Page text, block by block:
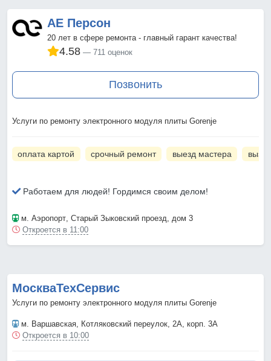
АЕ Персон
20 лет в сфере ремонта - главный гарант качества!
4.58 711 оценок
Позвонить
Услуги по ремонту электронного модуля плиты Gorenje
оплата картой срочный ремонт выезд мастера
Работаем для людей! Гордимся своим делом!
м. Аэропорт, Старый Зыковский проезд, дом 3
Откроется в 11:00
МоскваТехСервис
Услуги по ремонту электронного модуля плиты Gorenje
м. Варшавская, Котляковский переулок, 2А, корп. 3А
Откроется в 10:00